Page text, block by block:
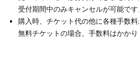
受付期間中のみキャンセルが可能です
購入時、チケット代の他に各種手数
無料チケットの場合、手数料はかかり